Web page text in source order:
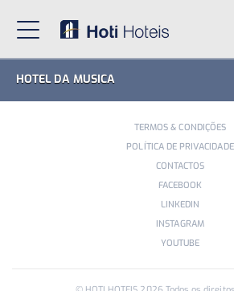
HOTEL DA MUSICA
TERMOS & CONDIÇÕES
POLÍTICA DE PRIVACIDADE
CONTACTOS
FACEBOOK
LINKEDIN
INSTAGRAM
YOUTUBE